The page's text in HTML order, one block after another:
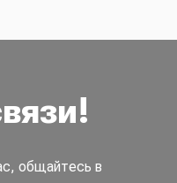
общайтесь в